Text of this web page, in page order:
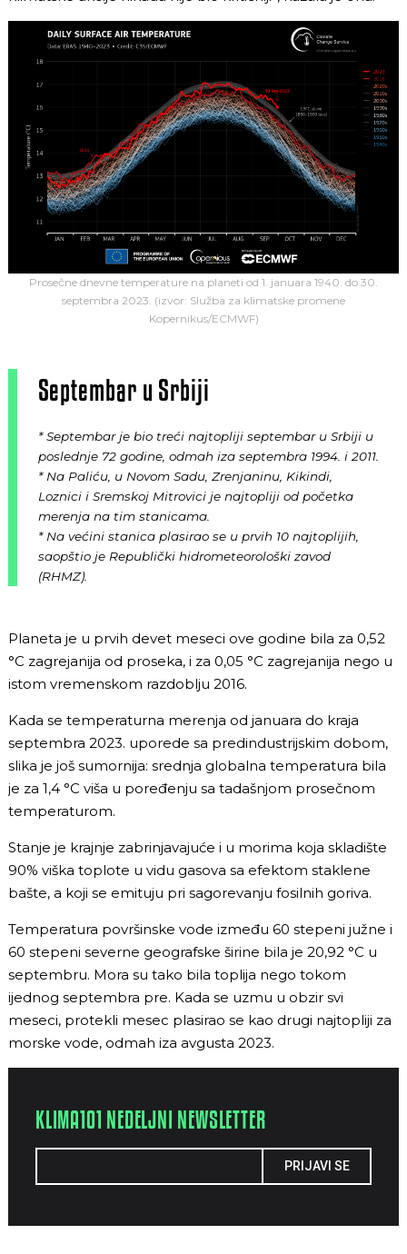
Prosečne dnevne temperature na planeti od 1. januara 1940. do 30.
septembra 2023. (izvor: Služba za klimatske promene
Kopernikus/ECMWF)
Septembar u Srbiji
* Septembar je bio treći najtopliji septembar u Srbiji u
poslednje 72 godine, odmah iza septembra 1994. i 2011.
* Na Paliću, u Novom Sadu, Zrenjaninu, Kikindi,
Loznici i Sremskoj Mitrovici je najtopliji od početka
merenja na tim stanicama.
* Na većini stanica plasirao se u prvih 10 najtoplijih,
saopštio je Republički hidrometeorološki zavod
(RHMZ).
Planeta je u prvih devet meseci ove godine bila za 0,52
°C zagrejanija od proseka, i za 0,05 °C zagrejanija nego u
istom vremenskom razdoblju 2016.
Kada se temperaturna merenja od januara do kraja
septembra 2023. uporede sa predindustrijskim dobom,
slika je još sumornija: srednja globalna temperatura bila
je za 1,4 °C viša u poređenju sa tadašnjom prosečnom
temperaturom.
Stanje je krajnje zabrinjavajuće i u morima koja skladište
90% viška toplote u vidu gasova sa efektom staklene
bašte, a koji se emituju pri sagorevanju fosilnih goriva.
Temperatura površinske vode između 60 stepeni južne i
60 stepeni severne geografske širine bila je 20,92 °C u
septembru. Mora su tako bila toplija nego tokom
ijednog septembra pre. Kada se uzmu u obzir svi
meseci, protekli mesec plasirao se kao drugi najtopliji za
morske vode, odmah iza avgusta 2023.
KLIMA101 NEDELJNI NEWSLETTER
PRIJAVI SE